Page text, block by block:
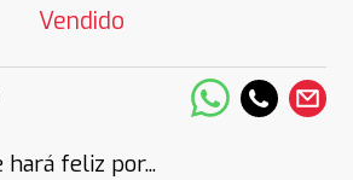
Vendido
feliz por...